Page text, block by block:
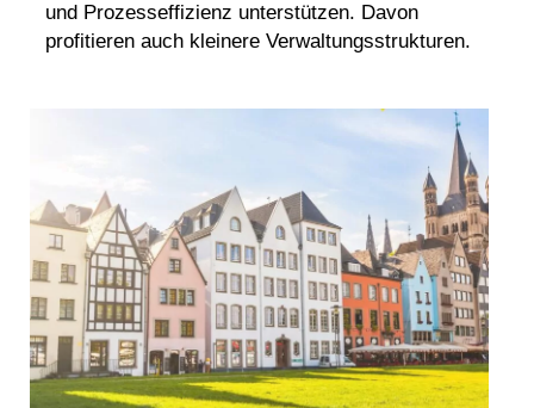
und Prozesseffizienz unterstützen. Davon
profitieren auch kleinere Verwaltungsstrukturen.